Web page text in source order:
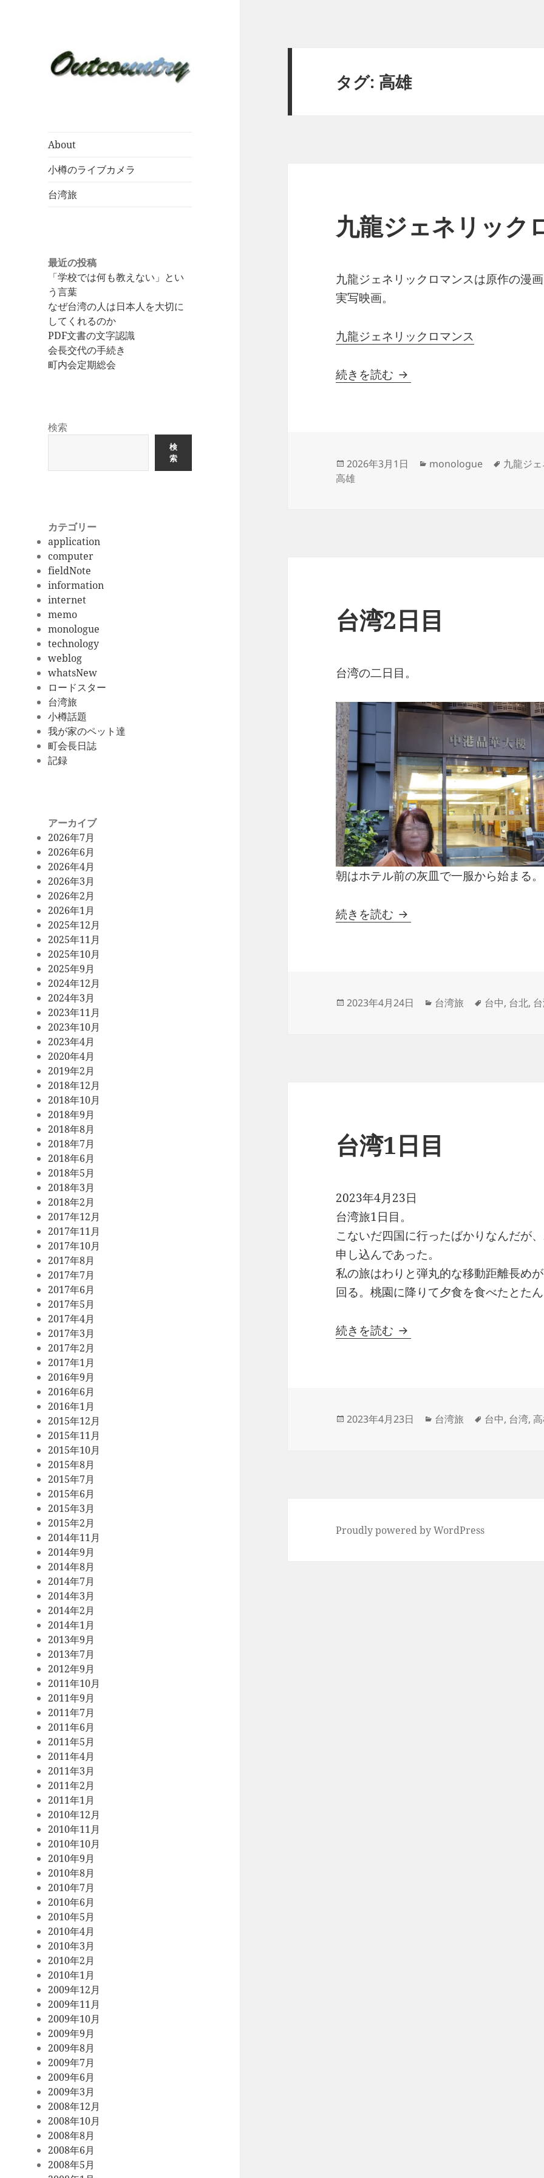
About
小樽のライブカメラ
台湾旅
最近の投稿
「学校では何も教えない」とい
う言葉
なぜ台湾の人は日本人を大切に
してくれるのか
PDF文書の文字認識
会長交代の手続き
町内会定期総会
検索
検
索
カテゴリー
application
computer
fieldNote
information
internet
memo
monologue
technology
weblog
whatsNew
ロードスター
台湾旅
小樽話題
我が家のペット達
町会長日誌
記録
アーカイブ
2026年7月
2026年6月
2026年4月
2026年3月
2026年2月
2026年1月
2025年12月
2025年11月
2025年10月
2025年9月
2024年12月
2024年3月
2023年11月
2023年10月
2023年4月
2020年4月
2019年2月
2018年12月
2018年10月
2018年9月
2018年8月
2018年7月
2018年6月
2018年5月
2018年3月
2018年2月
2017年12月
2017年11月
2017年10月
2017年8月
2017年7月
2017年6月
2017年5月
2017年4月
2017年3月
2017年2月
2017年1月
2016年9月
2016年6月
2016年1月
2015年12月
2015年11月
2015年10月
2015年8月
2015年7月
2015年6月
2015年3月
2015年2月
2014年11月
2014年9月
2014年8月
2014年7月
2014年3月
2014年2月
2014年1月
2013年9月
2013年7月
2012年9月
2011年10月
2011年9月
2011年7月
2011年6月
2011年5月
2011年4月
2011年3月
2011年2月
2011年1月
2010年12月
2010年11月
2010年10月
2010年9月
2010年8月
2010年7月
2010年6月
2010年5月
2010年4月
2010年3月
2010年2月
2010年1月
2009年12月
2009年11月
2009年10月
2009年9月
2009年8月
2009年7月
2009年6月
2009年3月
2008年12月
2008年10月
2008年8月
2008年6月
2008年5月
タグ: 高雄
九龍ジェネリック
九龍ジェネリックロマンスは原作の漫
実写映画。
九龍ジェネリックロマンス
続きを読む 九龍ジェネリックロマンス
投
稿
2026年3月1日
カ
monologue
タ
九龍ジ
高雄
台湾2日目
台湾の二日目。
朝はホテル前の灰皿で一服から始まる。
続きを読む 台湾2日目
投
2023年4月24日
カ
台湾旅
タ
台中, 台北,
台湾1日目
2023年4月23日
台湾旅1日目。
こないだ四国に行ったばかりなんだが
申し込んであった。
私の旅はわりと弾丸的な移動距離長め
回る。桃園に降りて夕食を食べたとた
続きを読む 台湾1日目
投
2023年4月23日
カ
台湾旅
タ
台中, 台湾,
Proudly powered by WordPress